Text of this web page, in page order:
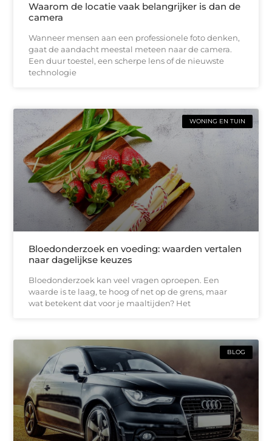
Waarom de locatie vaak belangrijker is dan de
camera
Wanneer mensen aan een professionele foto denken,
gaat de aandacht meestal meteen naar de camera.
Een duur toestel, een scherpe lens of de nieuwste
technologie
WONING EN TUIN
Bloedonderzoek en voeding: waarden vertalen
naar dagelijkse keuzes
Bloedonderzoek kan veel vragen oproepen. Een
waarde is te laag, te hoog of net op de grens, maar
wat betekent dat voor je maaltijden? Het
BLOG